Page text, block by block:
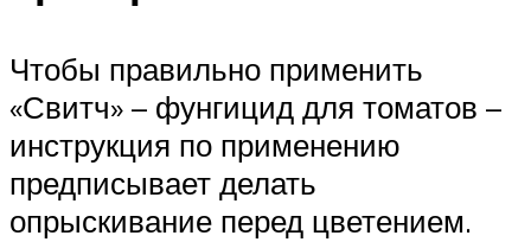
Чтобы правильно применить
«Свитч» – фунгицид для томатов –
инструкция по применению
предписывает делать
опрыскивание перед цветением.